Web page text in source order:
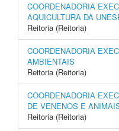
COORDENADORIA
AQUICULTURA DA
Reitoria (Reitoria)
COORDENADORIA
AMBIENTAIS
Reitoria (Reitoria)
COORDENADORIA
DE VENENOS E
Reitoria (Reitoria)